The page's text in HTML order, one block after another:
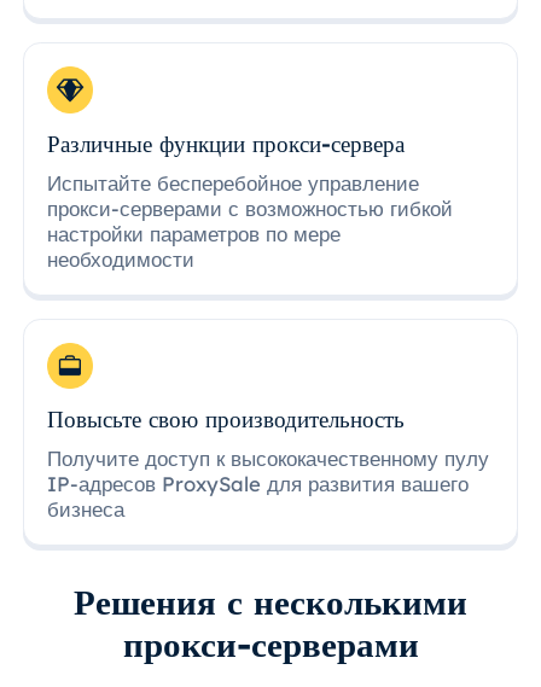
Различные функции прокси-сервера
Испытайте бесперебойное управление
прокси-серверами с возможностью гибкой
настройки параметров по мере
необходимости
Повысьте свою производительность
Получите доступ к высококачественному пулу
IP-адресов ProxySale для развития вашего
бизнеса
Решения с несколькими
прокси-серверами